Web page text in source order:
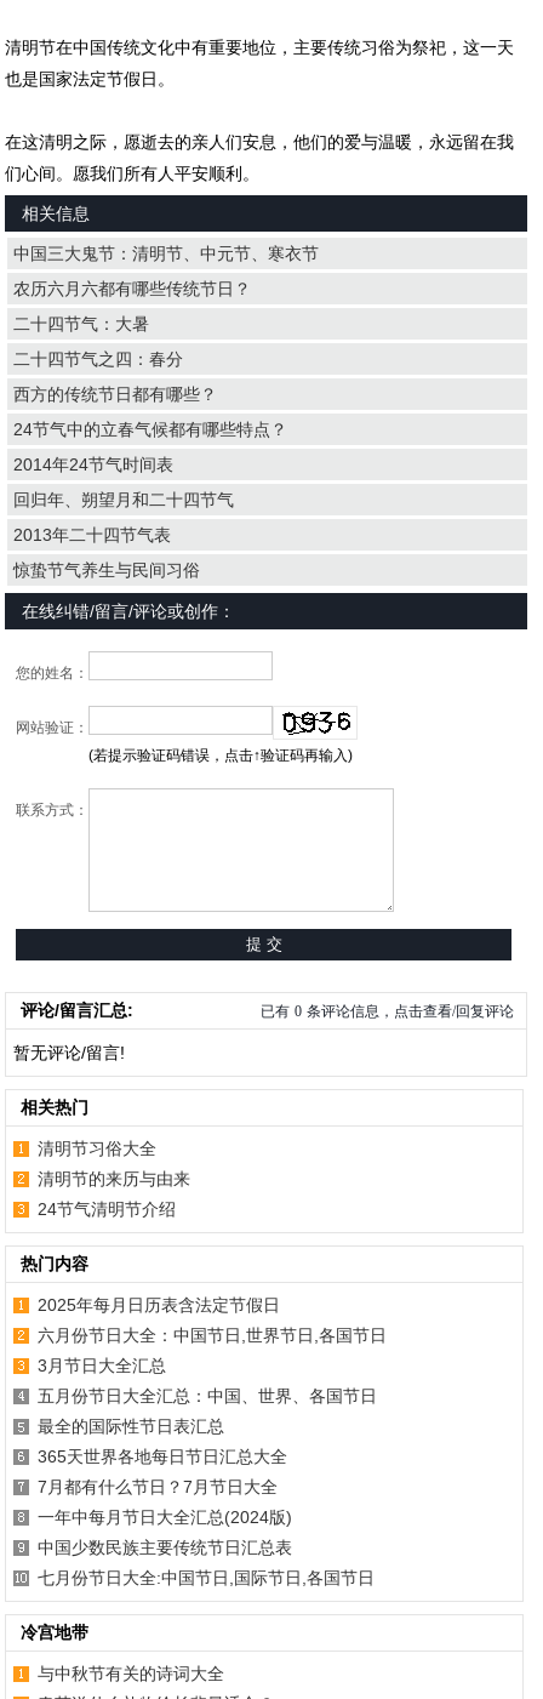
清明节在中国传统文化中有重要地位，主要传统习俗为祭祀，这一天
也是国家法定节假日。
在这清明之际，愿逝去的亲人们安息，他们的爱与温暖，永远留在我
们心间。愿我们所有人平安顺利。
相关信息
中国三大鬼节：清明节、中元节、寒衣节
农历六月六都有哪些传统节日？
二十四节气：大暑
二十四节气之四：春分
西方的传统节日都有哪些？
24节气中的立春气候都有哪些特点？
2014年24节气时间表
回归年、朔望月和二十四节气
2013年二十四节气表
惊蛰节气养生与民间习俗
在线纠错/留言/评论或创作：
您的姓名：
网站验证：
(若提示验证码错误，点击↑验证码再输入)
联系方式：
评论/留言汇总: 已有 0 条评论信息，点击查看/回复评论
暂无评论/留言!
相关热门
清明节习俗大全
清明节的来历与由来
24节气清明节介绍
热门内容
2025年每月日历表含法定节假日
六月份节日大全：中国节日,世界节日,各国节日
3月节日大全汇总
五月份节日大全汇总：中国、世界、各国节日
最全的国际性节日表汇总
365天世界各地每日节日汇总大全
7月都有什么节日？7月节日大全
一年中每月节日大全汇总(2024版)
中国少数民族主要传统节日汇总表
七月份节日大全:中国节日,国际节日,各国节日
冷宫地带
与中秋节有关的诗词大全